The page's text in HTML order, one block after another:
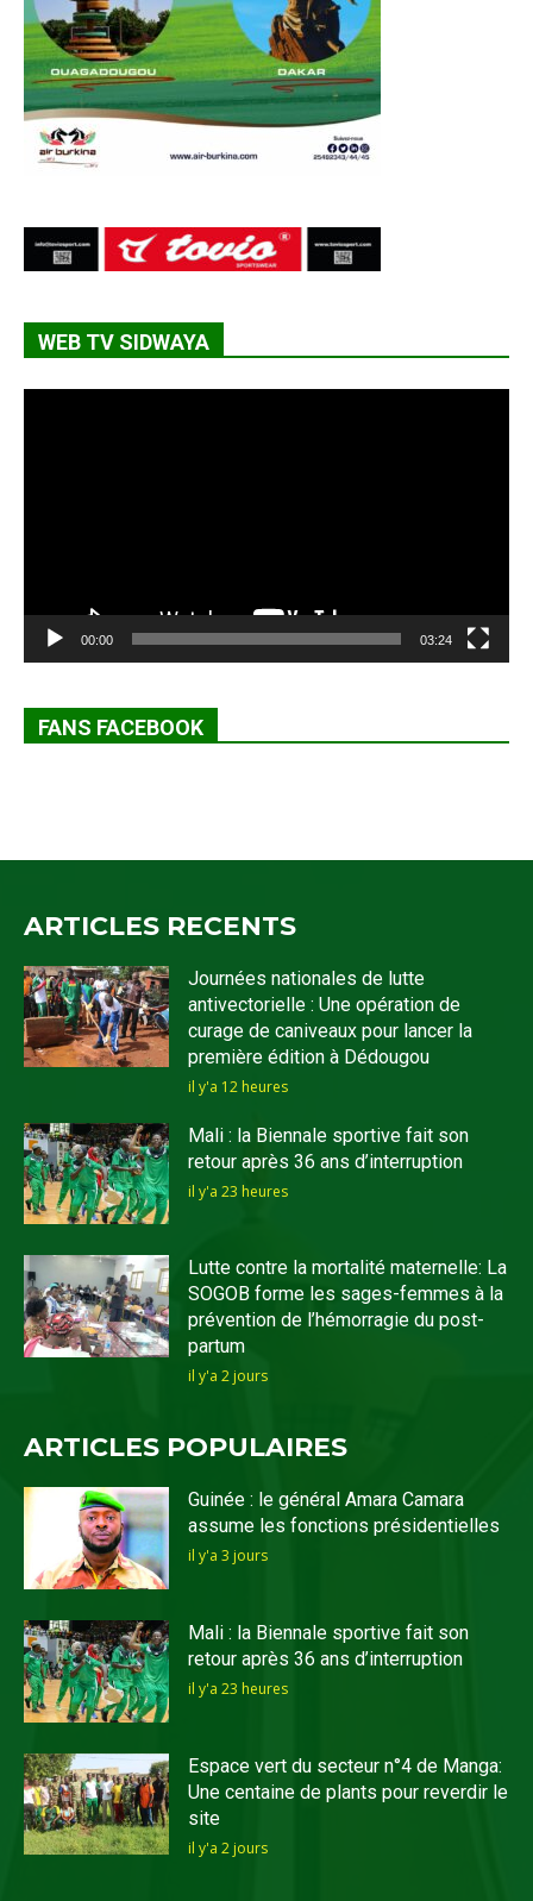
WEB TV SIDWAYA
00:00 03:24
FANS FACEBOOK
ARTICLES RECENTS
Journées nationales de lutte
antivectorielle : Une opération de
curage de caniveaux pour lancer la
première édition à Dédougou
il y'a 12 heures
Mali : la Biennale sportive fait son
retour après 36 ans d’interruption
il y'a 23 heures
Lutte contre la mortalité maternelle: La
SOGOB forme les sages-femmes à la
prévention de l’hémorragie du post-
partum
il y'a 2 jours
ARTICLES POPULAIRES
Guinée : le général Amara Camara
assume les fonctions présidentielles
il y'a 3 jours
Mali : la Biennale sportive fait son
retour après 36 ans d’interruption
il y'a 23 heures
Espace vert du secteur n°4 de Manga:
Une centaine de plants pour reverdir le
site
il y'a 2 jours